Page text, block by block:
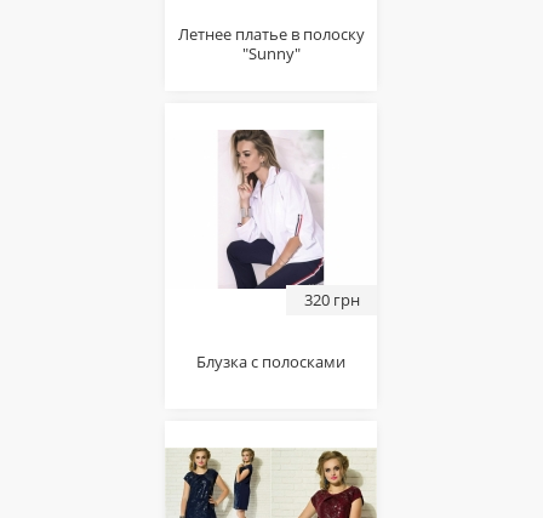
Летнее платье в полоску
"Sunny"
320 грн
Блузка с полосками